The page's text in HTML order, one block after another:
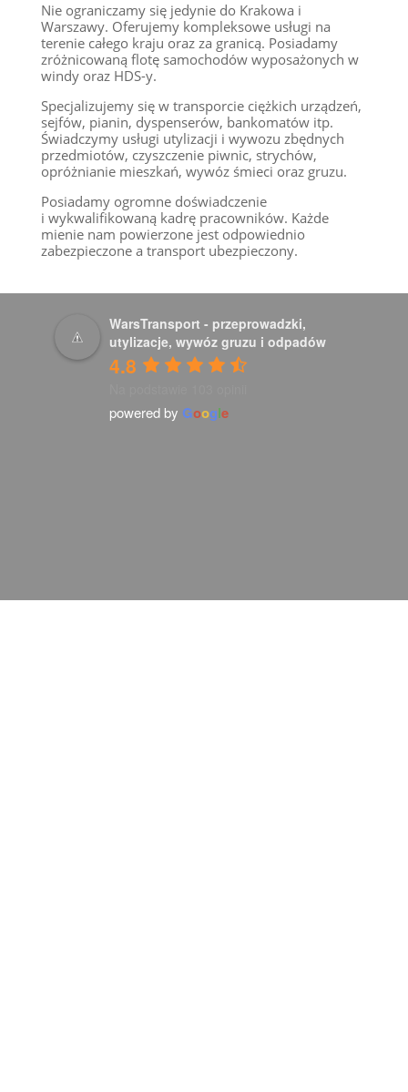
Nie ograniczamy się jedynie do Krakowa i
Warszawy. Oferujemy kompleksowe usługi na
terenie całego kraju oraz za granicą. Posiadamy
zróżnicowaną flotę samochodów wyposażonych w
windy oraz HDS-y.
Specjalizujemy się w transporcie ciężkich urządzeń,
sejfów, pianin, dyspenserów, bankomatów itp.
Świadczymy usługi utylizacji i wywozu zbędnych
przedmiotów, czyszczenie piwnic, strychów,
opróżnianie mieszkań, wywóz śmieci oraz gruzu.
Posiadamy ogromne doświadczenie
i wykwalifikowaną kadrę pracowników. Każde
mienie nam powierzone jest odpowiednio
zabezpieczone a transport ubezpieczony.
WarsTransport - przeprowadzki,
utylizacje, wywóz gruzu i odpadów
4.8
powered by Google